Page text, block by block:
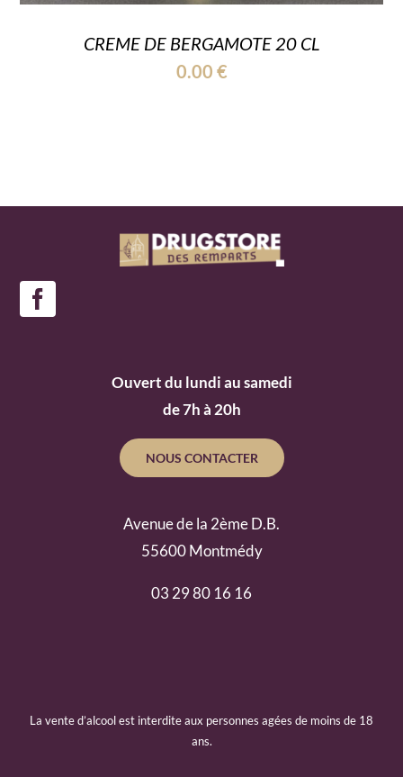
CREME DE BERGAMOTE 20 CL
0.00 €
Ouvert du lundi au samedi
de 7h à 20h
NOUS CONTACTER
Avenue de la 2ème D.B.
55600 Montmédy
03 29 80 16 16
La vente d’alcool est interdite aux personnes agées de moins de 18
ans.